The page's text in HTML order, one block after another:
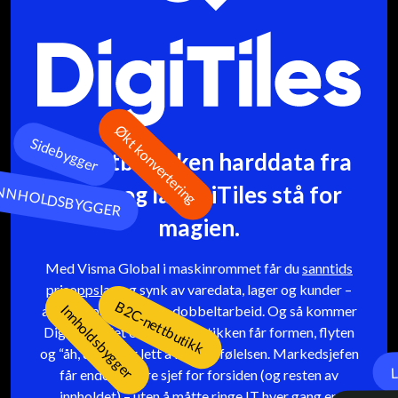
Gi nettbutikken harddata fra
ERP – og la DigiTiles stå for
magien.
Med Visma Global i maskinrommet får dusanntids
prisoppslagog synk av varedata, lager og kunder –
alltid oppdatert, uten dobbeltarbeid. Og så kommer
DigiTiles: det er her nettbutikken får formen, flyten
og “åh, dette var lett å bruke”-følelsen. Markedsjefen
får endelig være sjef for forsiden (og resten av
Produktslider